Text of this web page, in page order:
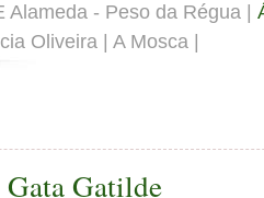
Alameda - Peso da Régua |
Oliveira | A Mosca |
Gatilde